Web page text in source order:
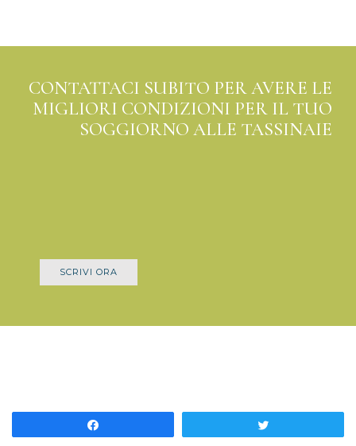
CONTATTACI SUBITO PER AVERE LE
MIGLIORI CONDIZIONI PER IL TUO
SOGGIORNO ALLE TASSINAIE
SCRIVI ORA